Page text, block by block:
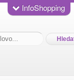
InfoShopping